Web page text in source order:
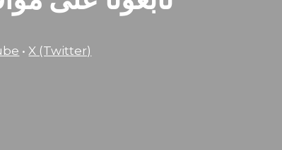
• X (Twitter)